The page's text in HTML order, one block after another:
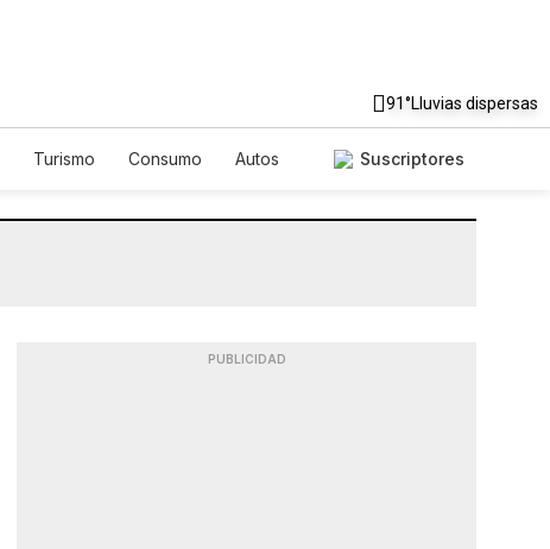
91°Lluvias dispersas
Turismo Consumo
Autos
Suscriptores
PUBLICIDAD